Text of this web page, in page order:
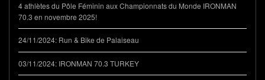
4 athlètes du Pôle Féminin aux Championnats du Monde IRONMAN
70.3 en novembre 2025!
24/11/2024: Run & Bike de Palaiseau
03/11/2024: IRONMAN 70.3 TURKEY